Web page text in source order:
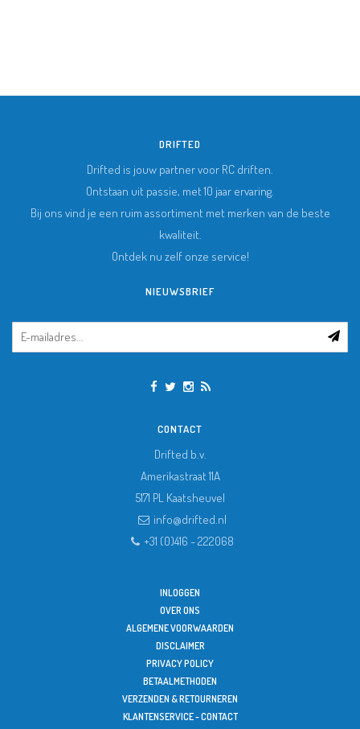
DRIFTED
Drifted is jouw partner voor RC driften.
Ontstaan uit passie, met 10 jaar ervaring.
Bij ons vind je een ruim assortiment met merken van de beste
kwaliteit.
Ontdek nu zelf onze service!
NIEUWSBRIEF
CONTACT
Drifted b.v.
Amerikastraat 11A
5171 PL Kaatsheuvel
info@drifted.nl
+31 (0)416 - 222068
INLOGGEN
OVER ONS
ALGEMENE VOORWAARDEN
DISCLAIMER
PRIVACY POLICY
BETAALMETHODEN
VERZENDEN & RETOURNEREN
KLANTENSERVICE - CONTACT